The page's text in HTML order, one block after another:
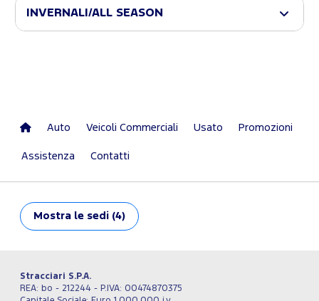
INVERNALI/ALL SEASON
Auto Veicoli Commerciali Usato Promozioni
Assistenza Contatti
Mostra le sedi (4)
Stracciari S.P.A.
REA: bo - 212244 - P.IVA: 00474870375